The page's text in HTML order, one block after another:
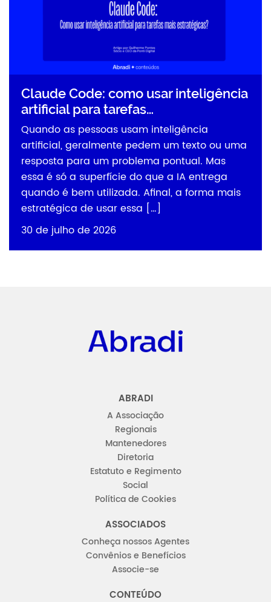
Claude Code: como usar inteligência
artificial para tarefas…
Quando as pessoas usam inteligência
artificial, geralmente pedem um texto ou uma
resposta para um problema pontual. Mas
essa é só a superfície do que a IA entrega
quando é bem utilizada. Afinal, a forma mais
estratégica de usar essa […]
30 de julho de 2026
ABRADI
A Associação
Regionais
Mantenedores
Diretoria
Estatuto e Regimento
Social
Política de Cookies
ASSOCIADOS
Conheça nossos Agentes
Convênios e Benefícios
Associe-se
CONTEÚDO